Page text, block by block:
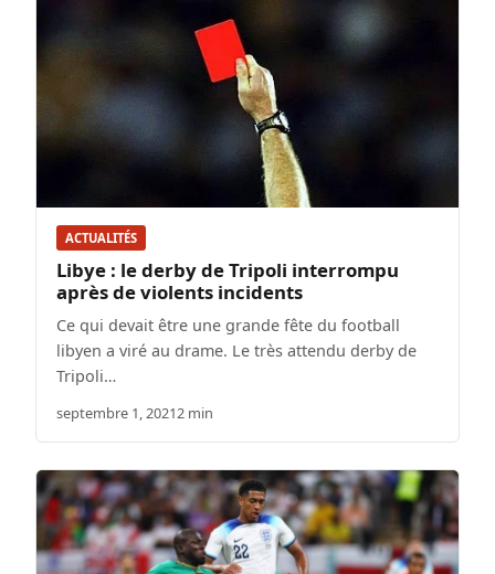
ACTUALITÉS
Libye : le derby de Tripoli interrompu
après de violents incidents
Ce qui devait être une grande fête du football
libyen a viré au drame. Le très attendu derby de
Tripoli…
septembre 1, 20212 min